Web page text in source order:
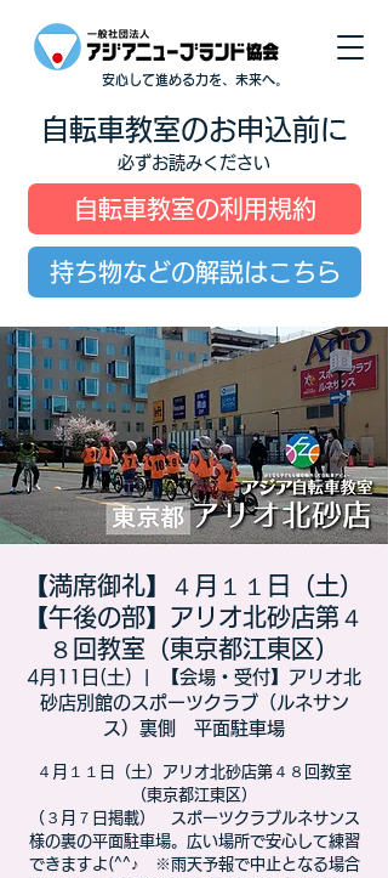
安心して進める力を、未来へ。
自転車教室のお申込前に
必ずお読みください
自転車教室の利用規約
持ち物などの解説はこちら
【満席御礼】４月１１日（土）
【午後の部】アリオ北砂店第４
８回教室（東京都江東区）
4月11日(土)
【会場・受付】アリオ北
砂店別館のスポーツクラブ（ルネサン
ス）裏側 平面駐車場
４月１１日（土）アリオ北砂店第４８回教室
（東京都江東区）​
（３月７日掲載） スポーツクラブルネサンス
様の裏の平面駐車場。広い場所で安心して練習
できますよ(^^♪ ※雨天予報で中止となる場合